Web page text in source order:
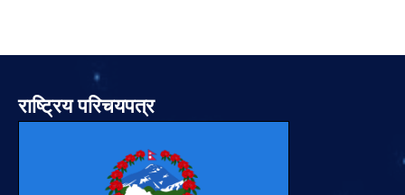
राष्ट्रिय परिचयपत्र